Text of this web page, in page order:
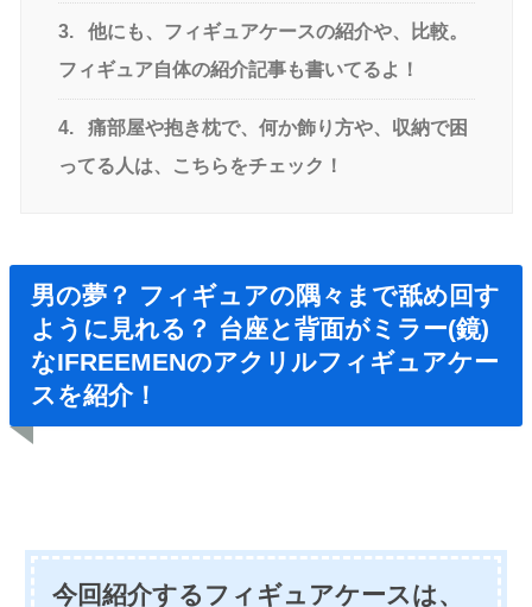
3.
他にも、フィギュアケースの紹介や、比較。
フィギュア自体の紹介記事も書いてるよ！
4.
痛部屋や抱き枕で、何か飾り方や、収納で困
ってる人は、こちらをチェック！
男の夢？ フィギュアの隅々まで舐め回す
ように見れる？ 台座と背面がミラー(鏡)
なIFREEMENのアクリルフィギュアケー
スを紹介！
今回紹介するフィギュアケースは、